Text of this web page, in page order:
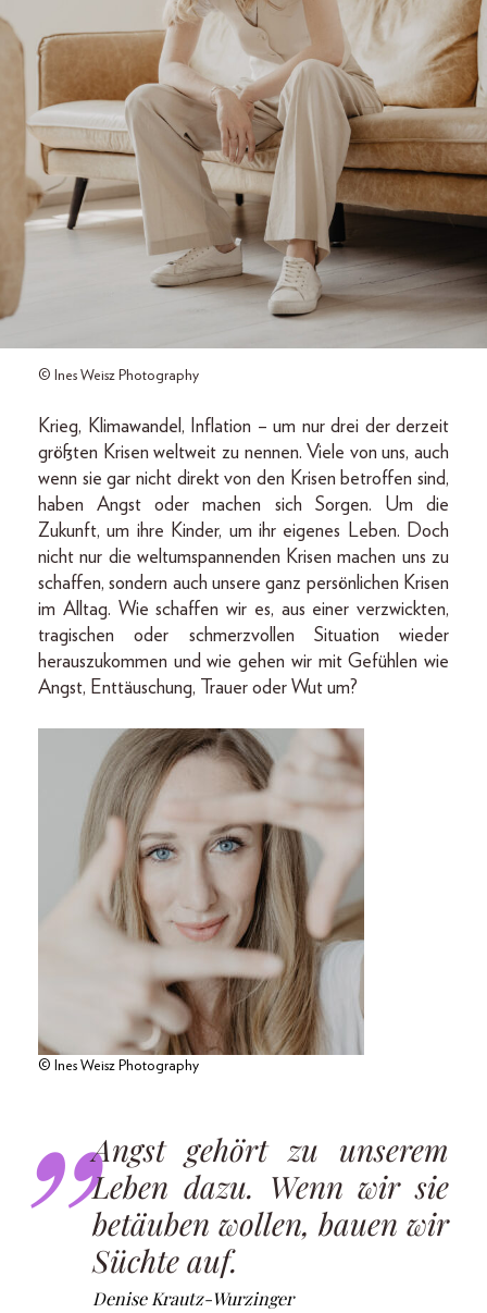
© Ines Weisz Photography
Krieg, Klimawandel, Inflation – um nur drei der derzeit
größten Krisen weltweit zu nennen. Viele von uns, auch
wenn sie gar nicht direkt von den Krisen betroffen sind,
haben Angst oder machen sich Sorgen. Um die
Zukunft, um ihre Kinder, um ihr eigenes Leben. Doch
nicht nur die welt­umspannenden Krisen machen uns zu
schaffen, sondern auch unsere ganz persönlichen Krisen
im Alltag. Wie schaffen wir es, aus einer verzwickten,
tragischen oder schmerzvollen Situation wieder
herauszukommen und wie gehen wir mit Gefühlen wie
Angst, Enttäuschung, Trauer oder Wut um?
© Ines Weisz Photography
Angst gehört zu unserem
Leben dazu. Wenn wir sie
betäuben wollen, bauen wir
Süchte auf.
Denise Krautz-Wurzinger